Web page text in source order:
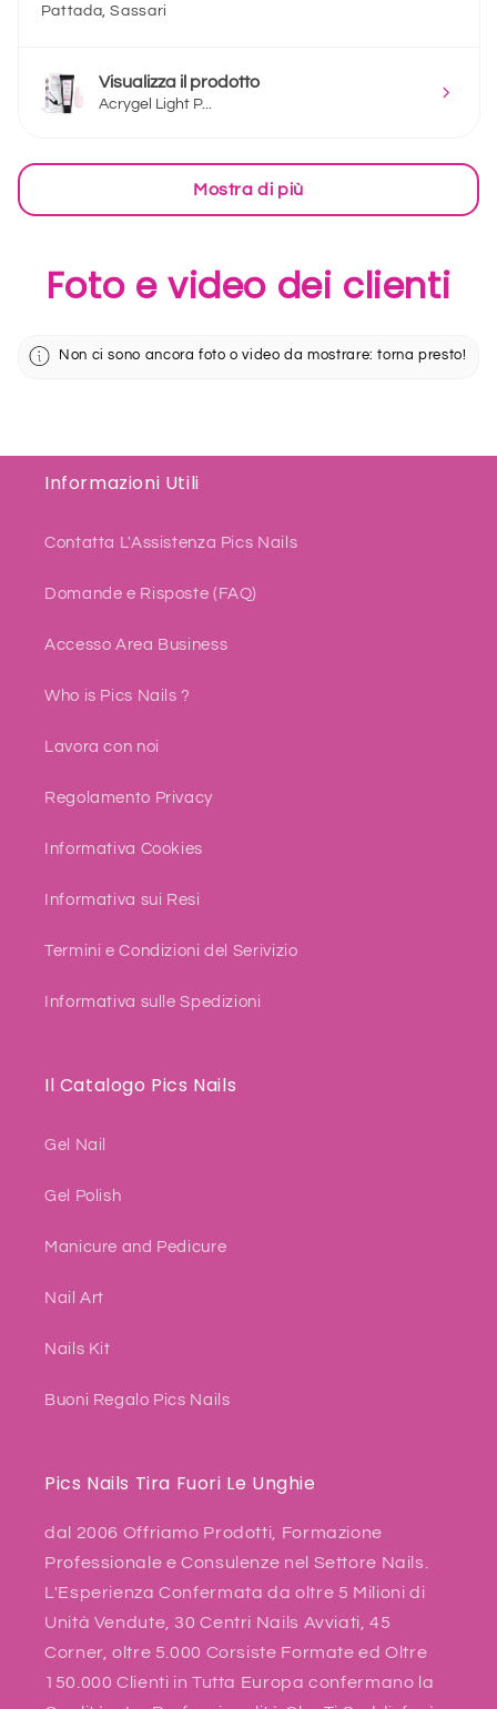
Pattada, Sassari
Visualizza il prodotto
Acrygel Light P...
Mostra di più
Foto e video dei clienti
Non ci sono ancora foto o video da mostrare: torna presto!
Informazioni Utili
Contatta L'Assistenza Pics Nails
Domande e Risposte (FAQ)
Accesso Area Business
Who is Pics Nails ?
Lavora con noi
Regolamento Privacy
Informativa Cookies
Informativa sui Resi
Termini e Condizioni del Serivizio
Informativa sulle Spedizioni
Il Catalogo Pics Nails
Gel Nail
Gel Polish
Manicure and Pedicure
Nail Art
Nails Kit
Buoni Regalo Pics Nails
Pics Nails Tira Fuori Le Unghie
dal 2006 Offriamo Prodotti, Formazione
Professionale e Consulenze nel Settore Nails.
L'Esperienza Confermata da oltre 5 Milioni di
Unità Vendute, 30 Centri Nails Avviati, 45
Corner, oltre 5.000 Corsiste Formate ed Oltre
150.000 Clienti in Tutta Europa confermano la